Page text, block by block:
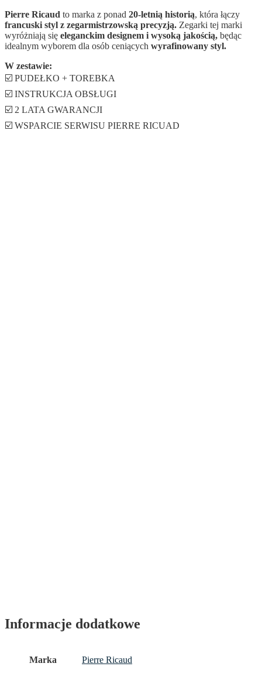
Pierre Ricaud to marka z ponad 20-letnią historią, która łączy
francuski styl z zegarmistrzowską precyzją. Zegarki tej marki
wyróżniają się eleganckim designem i wysoką jakością, będąc
idealnym wyborem dla osób ceniących wyrafinowany styl.
W zestawie:
☑️ PUDEŁKO + TOREBKA
☑️ INSTRUKCJA OBSŁUGI
☑️ 2 LATA GWARANCJI
☑️ WSPARCIE SERWISU PIERRE RICUAD
Informacje dodatkowe
Marka Pierre Ricaud